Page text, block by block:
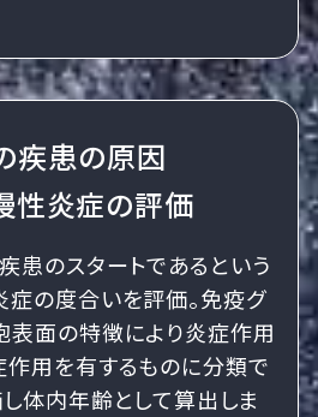
疾患の原因
性炎症の評価
患のスタートであるという
症の度合いを評価。免疫グ
表面の特徴により炎症作用
作用を有するものに分類で
体内年齢として算出しま